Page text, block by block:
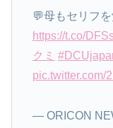
💬母もセリフ
https://t.co/
クミ
pic.twitter.com/
— ORICON